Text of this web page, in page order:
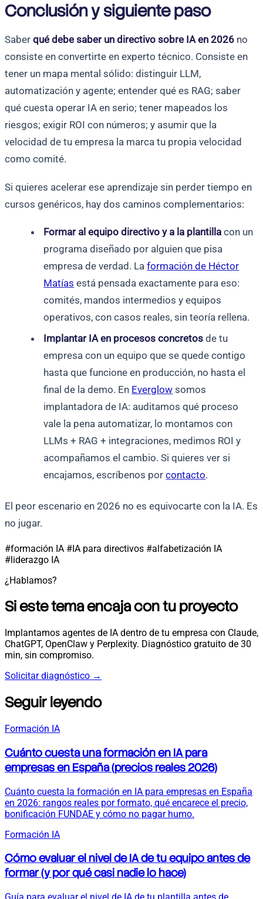
Conclusión y siguiente paso
Saber qué debe saber un directivo sobre IA en 2026 no
consiste en convertirte en experto técnico. Consiste en
tener un mapa mental sólido: distinguir LLM,
automatización y agente; entender qué es RAG; saber
qué cuesta operar IA en serio; tener mapeados los
riesgos; exigir ROI con números; y asumir que la
velocidad de tu empresa la marca tu propia velocidad
como comité.
Si quieres acelerar ese aprendizaje sin perder tiempo en
cursos genéricos, hay dos caminos complementarios:
Formar al equipo directivo y a la plantilla con un
programa diseñado por alguien que pisa
empresa de verdad. Laformación de Héctor
Matías está pensada exactamente para eso:
comités, mandos intermedios y equipos
operativos, con casos reales, sin teoría rellena.
Implantar IA en procesos concretos de tu
empresa con un equipo que se quede contigo
hasta que funcione en producción, no hasta el
final de la demo. En Everglow somos
implantadora de IA: auditamos qué proceso
vale la pena automatizar, lo montamos con
LLMs + RAG + integraciones, medimos ROI y
acompañamos el cambio. Si quieres ver si
encajamos, escríbenos porcontacto.
El peor escenario en 2026 no es equivocarte con la IA. Es
no jugar.
#formación IA #IA para directivos #alfabetización IA
#liderazgo IA
¿Hablamos?
Si este tema encaja con tu proyecto
Implantamos agentes de IA dentro de tu empresa con Claude,
ChatGPT, OpenClaw y Perplexity. Diagnóstico gratuito de 30
min, sin compromiso.
Solicitar diagnóstico →
Seguir leyendo
Formación IA
Cuánto cuesta una formación en IA para
empresas en España (precios reales 2026)
Cuánto cuesta la formación en IA para empresas en España
en 2026: rangos reales por formato, qué encarece el precio,
bonificación FUNDAE y cómo no pagar humo.
Formación IA
Cómo evaluar el nivel de IA de tu equipo antes de
formar (y por qué casi nadie lo hace)